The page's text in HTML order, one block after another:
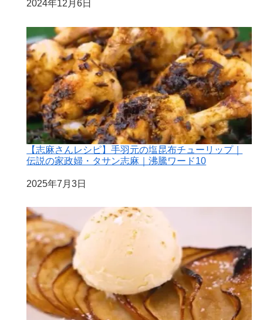
日付
2024年12月6日
【志麻さんレシピ】手羽元の塩昆布チューリップ｜
伝説の家政婦・タサン志麻｜沸騰ワード10
日付
2025年7月3日